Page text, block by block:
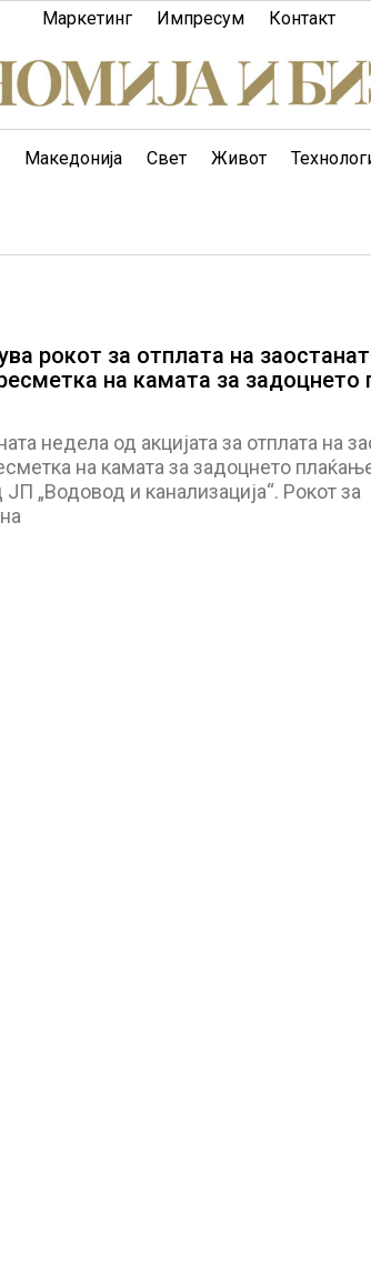
Маркетинг Импресум Контакт
Македонија Свет Живот
рокот за отплата на
на камата за
недела од акцијата за отплата на
на камата за задоцнето
„Водовод и канализација“. Рокот за